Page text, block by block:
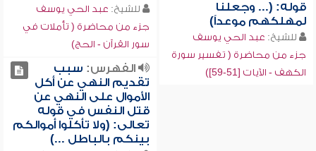
قوله: (... وجعلنا
لمهلكهم موعداً)
للشيخ: عبد الحي يوسف
جزء من محاضرة ( تفسير سورة
الكهف - الآيات [51-59])
للشيخ: عبد الحي يوسف
جزء من محاضرة ( تأملات في
سور القرآن - الحج)
الفهرس: سبب
تقديم النهي عن أكل
الأموال على النهي عن
قتل النفس في قوله
تعالى: (ولا تأكلوا أموالكم
بينكم بالباطل ...)